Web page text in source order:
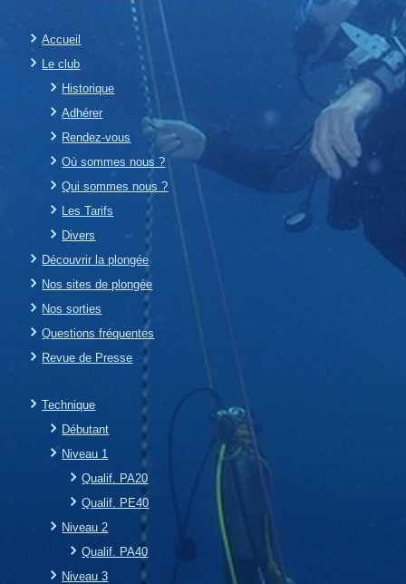
Accueil
Le club
Historique
Adhérer
Rendez-vous
Où sommes nous ?
Qui sommes nous ?
Les Tarifs
Divers
Découvrir la plongée
Nos sites de plongée
Nos sorties
Questions fréquentes
Revue de Presse
Technique
Débutant
Niveau 1
Qualif. PA20
Qualif. PE40
Niveau 2
Qualif. PA40
Niveau 3